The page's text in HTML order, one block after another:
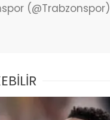
(@Trabzonspor)